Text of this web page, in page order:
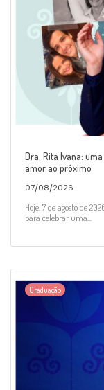
Dra. Rita Ivana:
amor ao próximo
07/08/2026
Hoje, 7 de agosto de
para celebrar uma...
Graduação